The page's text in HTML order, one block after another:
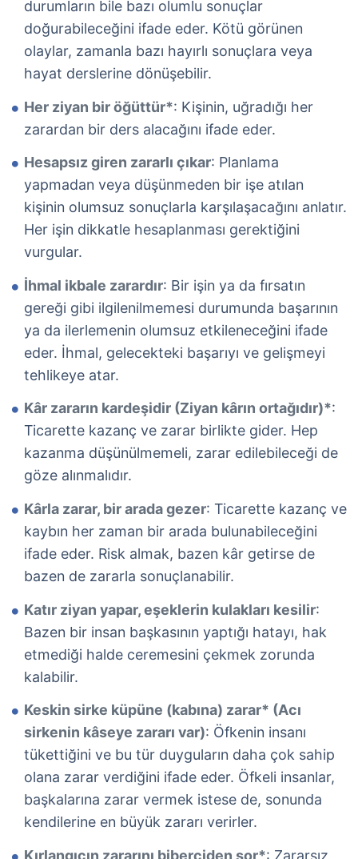
durumların bile bazı olumlu sonuçlar
doğurabileceğini ifade eder. Kötü görünen
olaylar, zamanla bazı hayırlı sonuçlara veya
hayat derslerine dönüşebilir.
Her ziyan bir öğüttür*: Kişinin, uğradığı her
zarardan bir ders alacağını ifade eder.
Hesapsız giren zararlı çıkar: Planlama
yapmadan veya düşünmeden bir işe atılan
kişinin olumsuz sonuçlarla karşılaşacağını anlatır.
Her işin dikkatle hesaplanması gerektiğini
vurgular.
İhmal ikbale zarardır: Bir işin ya da fırsatın
gereği gibi ilgilenilmemesi durumunda başarının
ya da ilerlemenin olumsuz etkileneceğini ifade
eder. İhmal, gelecekteki başarıyı ve gelişmeyi
tehlikeye atar.
Kâr zararın kardeşidir (Ziyan kârın ortağıdır)*:
Ticarette kazanç ve zarar birlikte gider. Hep
kazanma düşünülmemeli, zarar edilebileceği de
göze alınmalıdır.
Kârla zarar, bir arada gezer: Ticarette kazanç ve
kaybın her zaman bir arada bulunabileceğini
ifade eder. Risk almak, bazen kâr getirse de
bazen de zararla sonuçlanabilir.
Katır ziyan yapar, eşeklerin kulakları kesilir:
Bazen bir insan başkasının yaptığı hatayı, hak
etmediği halde ceremesini çekmek zorunda
kalabilir.
Keskin sirke küpüne (kabına) zarar* (Acı
sirkenin kâseye zararı var): Öfkenin insanı
tükettiğini ve bu tür duyguların daha çok sahip
olana zarar verdiğini ifade eder. Öfkeli insanlar,
başkalarına zarar vermek istese de, sonunda
kendilerine en büyük zararı verirler.
Kırlangıcın zararını biberciden sor*: Zararsız